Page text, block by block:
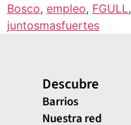
Bosco, empleo, FGULL,
juntosmasfuertes
Descubre
Barrios
Nuestra red